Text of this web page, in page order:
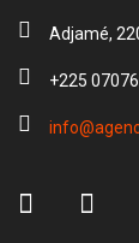
Adjamé,
+225